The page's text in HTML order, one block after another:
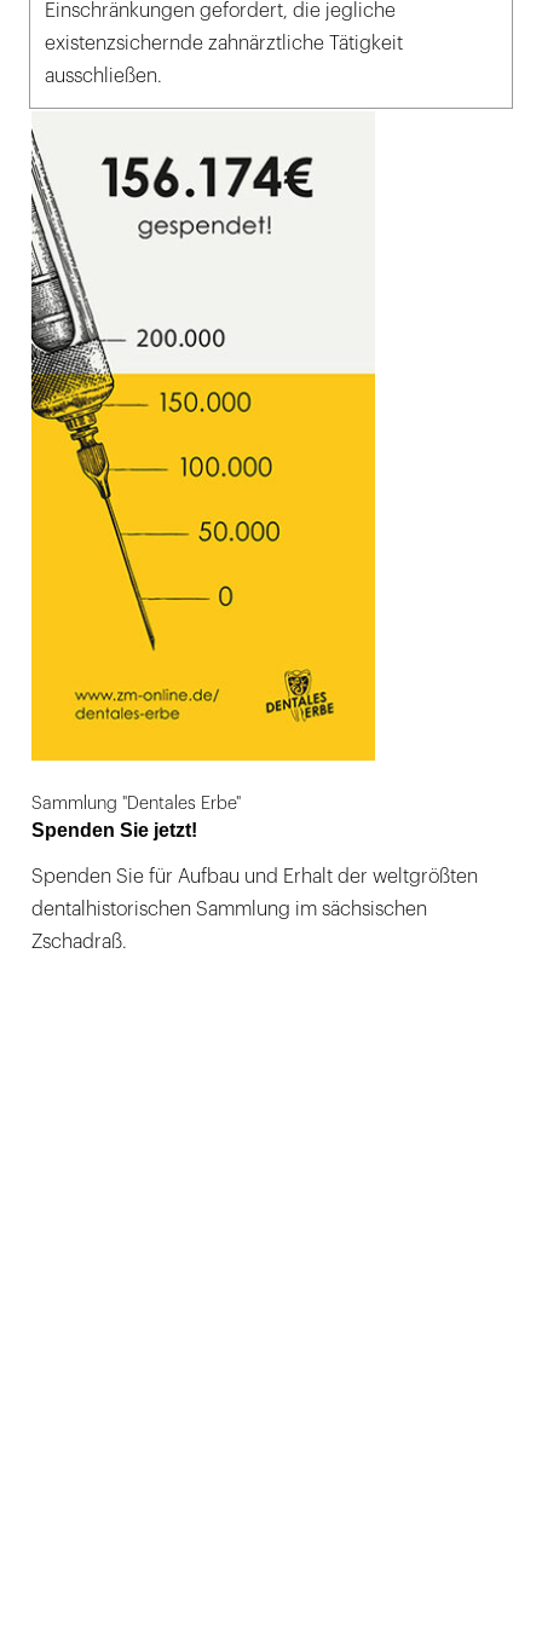
Einschränkungen gefordert, die jegliche
existenzsichernde zahnärztliche Tätigkeit
ausschließen.
Sammlung "Dentales Erbe"
Spenden Sie jetzt!
Spenden Sie für Aufbau und Erhalt der weltgrößten
dentalhistorischen Sammlung im sächsischen
Zschadraß.